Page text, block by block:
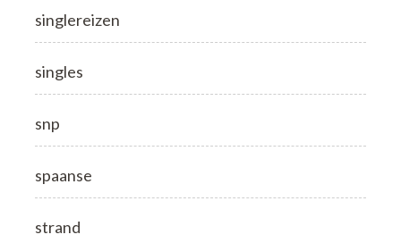
singlereizen
singles
snp
spaanse
strand